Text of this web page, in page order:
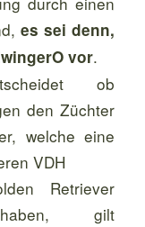
es sei denn,
vor.
ob
den Züchter
welche eine
VDH
Retriever
gilt